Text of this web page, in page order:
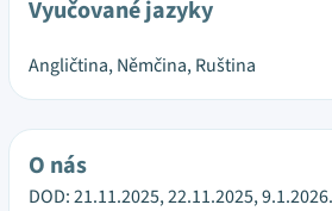
Vyučované jazyky
Angličtina, Němčina, Ruština
O nás
DOD: 21.11.2025, 22.11.2025,